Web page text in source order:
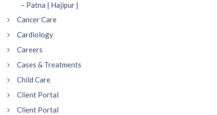
– Patna | Hajipur |
Cancer Care
Cardiology
Careers
Cases & Treatments
Child Care
Client Portal
Client Portal